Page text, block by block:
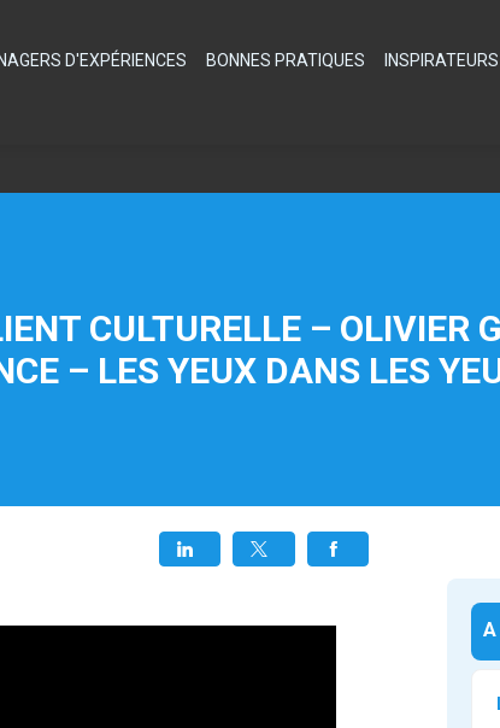
D'EXPÉRIENCES BONNES PRATIQUES INSPIRATEURS
CULTURELLE – OLIVIER
– LES YEUX DANS LES